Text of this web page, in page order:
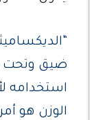
ضيق وتحت
استخدامه
الوزن هو